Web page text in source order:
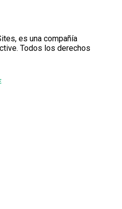
es una compañía
Todos los derechos